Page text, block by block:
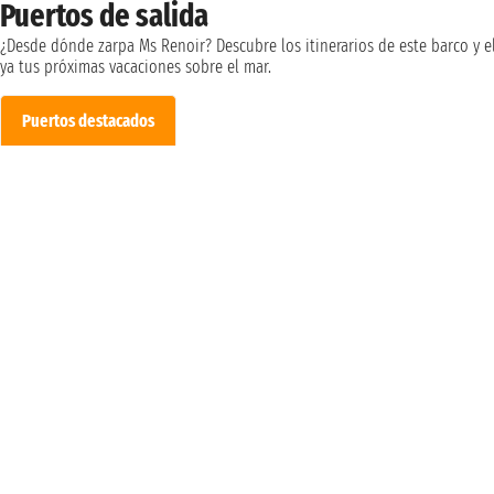
Puertos de salida
¿Desde dónde zarpa Ms Renoir? Descubre los itinerarios de este barco y
ya tus próximas vacaciones sobre el mar.
Puertos destacados